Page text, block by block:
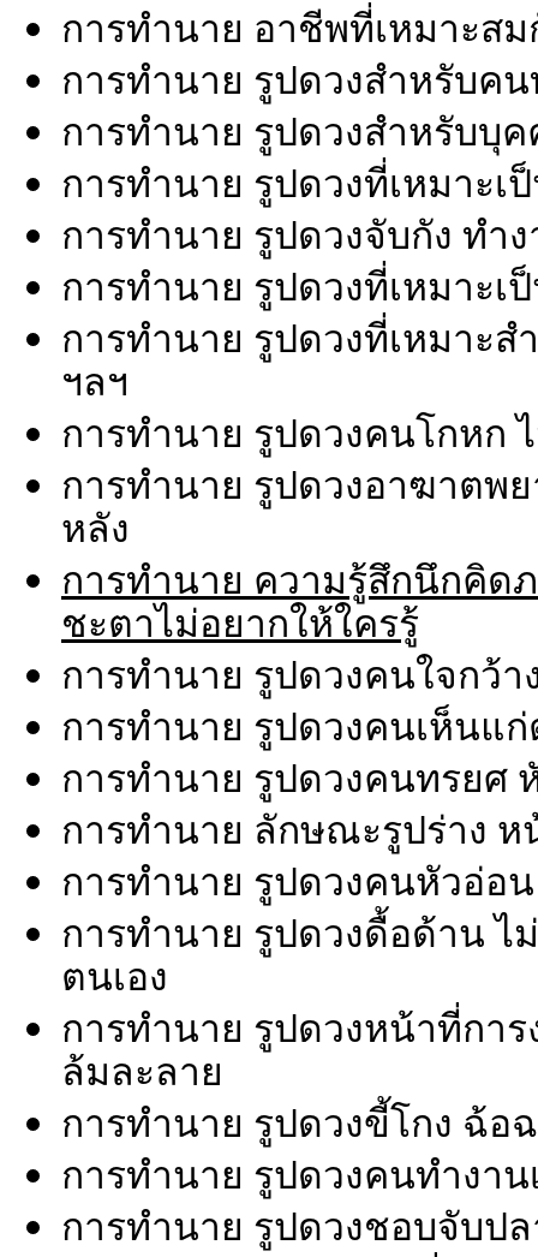
การทำนาย อาชีพที่เหมาะส
การทำนาย รูปดวงสำหรับค
การทำนาย รูปดวงสำหรับบุ
การทำนาย รูปดวงที่เหมาะเ
การทำนาย รูปดวงจับกัง ทำ
การทำนาย รูปดวงที่เหมาะเ
การทำนาย รูปดวงที่เหมาะ
ฯลฯ
การทำนาย รูปดวงคนโกหก
การทำนาย รูปดวงอาฆาตพ
หลัง
การทำนาย ความรู้สึกนึกคิด
ชะตาไม่อยากให้ใครรู้
การทำนาย รูปดวงคนใจกว้
การทำนาย รูปดวงคนเห็นแ
การทำนาย รูปดวงคนทรยศ
การทำนาย ลักษณะรูปร่าง ห
การทำนาย รูปดวงคนหัวอ่
การทำนาย รูปดวงดื้อด้าน ไ
ตนเอง
การทำนาย รูปดวงหน้าที่การ
ล้มละลาย
การทำนาย รูปดวงขี้โกง ฉ้อ
การทำนาย รูปดวงคนทำงา
การทำนาย รูปดวงชอบจับป